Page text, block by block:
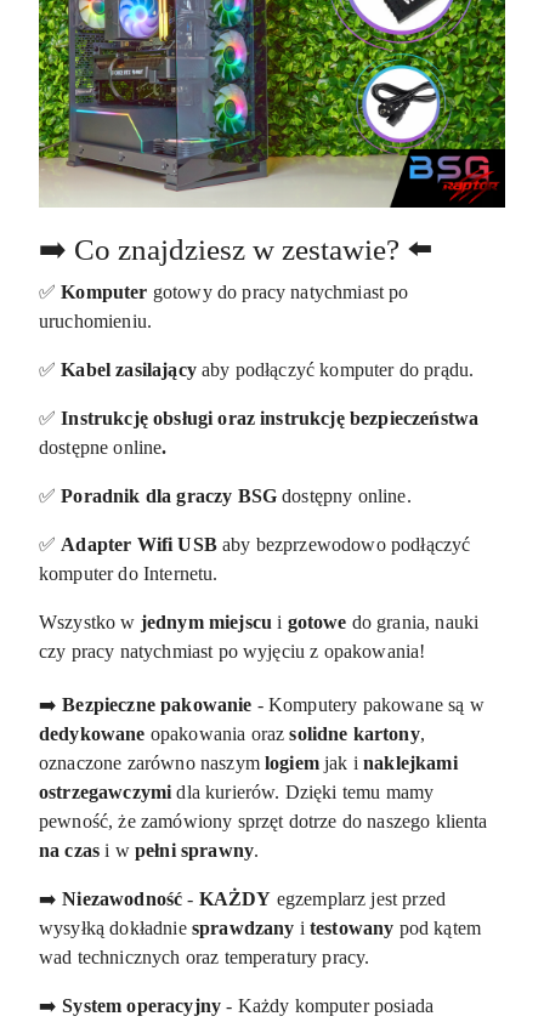
➡️ Co znajdziesz w zestawie? ⬅️
✅Komputer gotowy do pracy natychmiast po
uruchomieniu.
✅Kabel zasilającyaby podłączyć komputer do prądu.
✅Instrukcję obsługi oraz instrukcję bezpieczeństwa
dostępne online.
✅Poradnik dla graczy BSGdostępny online.
✅Adapter Wifi USBaby bezprzewodowo podłączyć
komputer do Internetu.
Wszystko w jednym miejscu i gotowe do grania, nauki
czy pracy natychmiast po wyjęciu z opakowania!
➡️Bezpieczne pakowanie - Komputery pakowane są w
dedykowane opakowania orazsolidne kartony,
oznaczone zarówno naszymlogiemjak inaklejkami
ostrzegawczymidla kurierów. Dzięki temu mamy
pewność, że zamówiony sprzęt dotrze do naszego klienta
na czas i w pełni sprawny.
➡️Niezawodność - KAŻDY egzemplarz jest przed
wysyłką dokładnie sprawdzany i testowany pod kątem
wad technicznych oraz temperatury pracy.
➡️ System operacyjny - Każdy komputer posiada